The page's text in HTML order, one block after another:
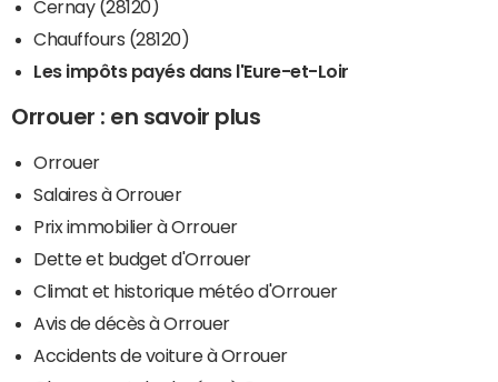
Cernay (28120)
Chauffours (28120)
Les impôts payés dans l'Eure-et-Loir
Orrouer : en savoir plus
Orrouer
Salaires à Orrouer
Prix immobilier à Orrouer
Dette et budget d'Orrouer
Climat et historique météo d'Orrouer
Avis de décès à Orrouer
Accidents de voiture à Orrouer